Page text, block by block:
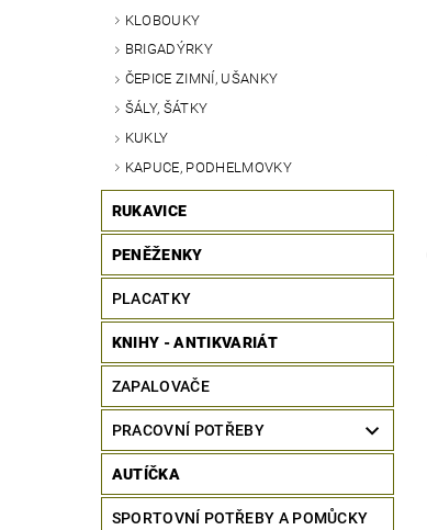
KLOBOUKY
BRIGADÝRKY
ČEPICE ZIMNÍ, UŠANKY
ŠÁLY, ŠÁTKY
KUKLY
KAPUCE, PODHELMOVKY
RUKAVICE
PENĚŽENKY
PLACATKY
KNIHY - ANTIKVARIÁT
ZAPALOVAČE
PRACOVNÍ POTŘEBY
AUTÍČKA
SPORTOVNÍ POTŘEBY A POMŮCKY